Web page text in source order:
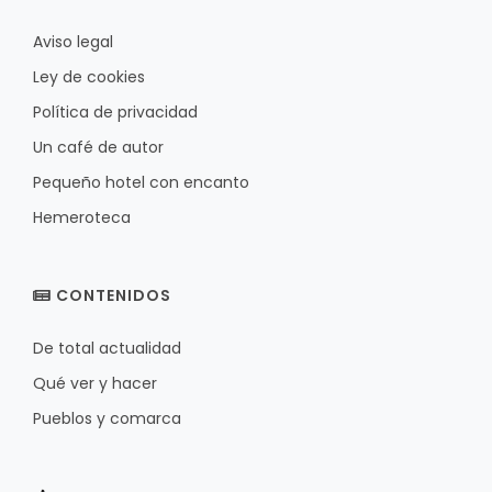
Aviso legal
Ley de cookies
Política de privacidad
Un café de autor
Pequeño hotel con encanto
Hemeroteca
CONTENIDOS
De total actualidad
Qué ver y hacer
Pueblos y comarca